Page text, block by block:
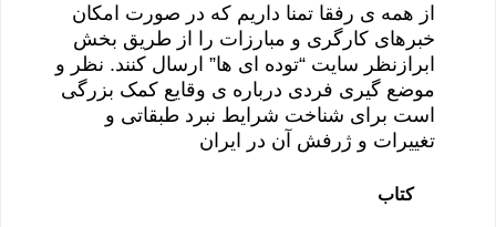
از همه ی رفقا تمنا داریم که در صورت امکان
خبرهای کارگری و مبارزات را از طریق بخش
ابرازنظر سایت “توده ای ها” ارسال کنند. نظر و
موضع گیری فردی درباره ی وقایع کمک بزرگی
است برای شناخت شرایط نبرد طبقاتی و
تغییرات و ژرفش آن در ایران
کتاب